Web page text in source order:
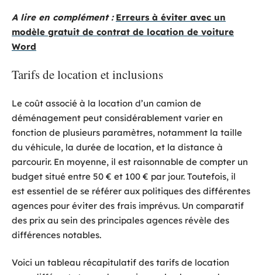
A lire en complément : Erreurs à éviter avec un
modèle gratuit de contrat de location de voiture
Word
Tarifs de location et inclusions
Le coût associé à la location d’un camion de
déménagement peut considérablement varier en
fonction de plusieurs paramètres, notamment la taille
du véhicule, la durée de location, et la distance à
parcourir. En moyenne, il est raisonnable de compter un
budget situé entre 50 € et 100 € par jour. Toutefois, il
est essentiel de se référer aux politiques des différentes
agences pour éviter des frais imprévus. Un comparatif
des prix au sein des principales agences révèle des
différences notables.
Voici un tableau récapitulatif des tarifs de location